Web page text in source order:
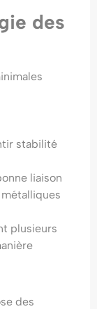
des
stabilité
liaison
plusieurs
des